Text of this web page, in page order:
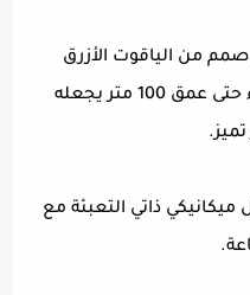
من الياقوت الأزرق
المقاوم للخدش و المقاوم للماء حتى عمق 100 متر يجعله
ذاتي التعبئة مع